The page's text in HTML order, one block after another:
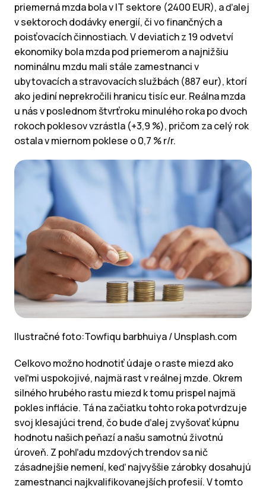
priemerná mzda bola v IT sektore (2400 EUR), a ďalej
v sektoroch dodávky energií, či vo finančných a
poisťovacích činnostiach. V deviatich z 19 odvetví
ekonomiky bola mzda pod priemerom a najnižšiu
nominálnu mzdu mali stále zamestnanci v
ubytovacích a stravovacích službách (887 eur), ktorí
ako jediní neprekročili hranicu tisíc eur. Reálna mzda
u nás v poslednom štvrťroku minulého roka po dvoch
rokoch poklesov vzrástla (+3,9 %), pričom za celý rok
ostala v miernom poklese o 0,7 % r/r.
Ilustračné foto:Towfiqu barbhuiya / Unsplash.com
Celkovo možno hodnotiť údaje o raste miezd ako
veľmi uspokojivé, najmä rast v reálnej mzde. Okrem
silného hrubého rastu miezd k tomu prispel najmä
pokles inflácie. Tá na začiatku tohto roka potvrdzuje
svoj klesajúci trend, čo bude ďalej zvyšovať kúpnu
hodnotu našich peňazí a našu samotnú životnú
úroveň. Z pohľadu mzdových trendov sa nič
zásadnejšie nemení, keď najvyššie zárobky dosahujú
zamestnanci najkvalifikovanejších profesií. V tomto